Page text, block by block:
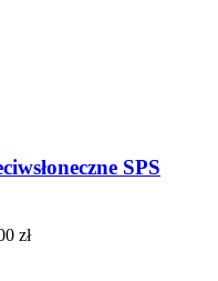
SPS
zł